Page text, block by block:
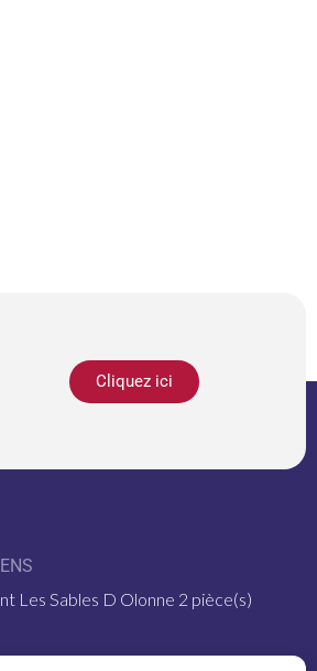
Cliquez ici
Les Sables D Olonne 2 pièce(s)